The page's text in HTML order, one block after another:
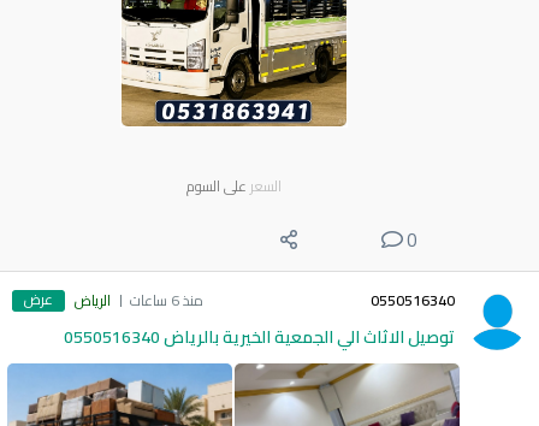
السعر على السوم
0
0550516340 منذ 6 ساعات الرياض عرض
توصيل الاثاث الي الجمعية الخيرية بالرياض 0550516340